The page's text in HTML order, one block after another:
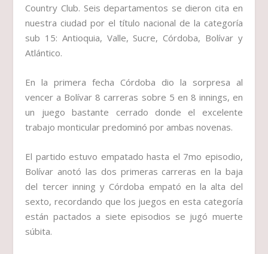
Country Club. Seis departamentos se dieron cita en
nuestra ciudad por el título nacional de la categoría
sub 15: Antioquia, Valle, Sucre, Córdoba, Bolívar y
Atlántico.
En la primera fecha Córdoba dio la sorpresa al
vencer a Bolívar 8 carreras sobre 5 en 8 innings, en
un juego bastante cerrado donde el excelente
trabajo monticular predominó por ambas novenas.
El partido estuvo empatado hasta el 7mo episodio,
Bolívar anotó las dos primeras carreras en la baja
del tercer inning y Córdoba empató en la alta del
sexto, recordando que los juegos en esta categoría
están pactados a siete episodios se jugó muerte
súbita.